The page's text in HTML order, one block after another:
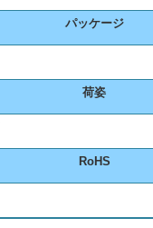
パッケージ
荷姿
RoHS